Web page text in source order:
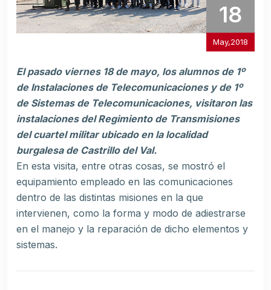
18
May,2018
El pasado viernes 18 de mayo, los alumnos de 1º
de Instalaciones de Telecomunicaciones y de 1º
de Sistemas de Telecomunicaciones, visitaron las
instalaciones del Regimiento de Transmisiones
del cuartel militar ubicado en la localidad
burgalesa de Castrillo del Val.
En esta visita, entre otras cosas, se mostró el
equipamiento empleado en las comunicaciones
dentro de las distintas misiones en la que
intervienen, como la forma y modo de adiestrarse
en el manejo y la reparación de dicho elementos y
sistemas.